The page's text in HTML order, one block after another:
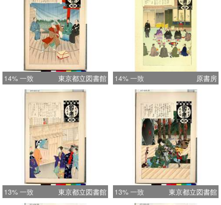
14% 一致 東京都立図書館 14% 一致 原書房
13% 一致 東京都立図書館 13% 一致 東京都立図書館